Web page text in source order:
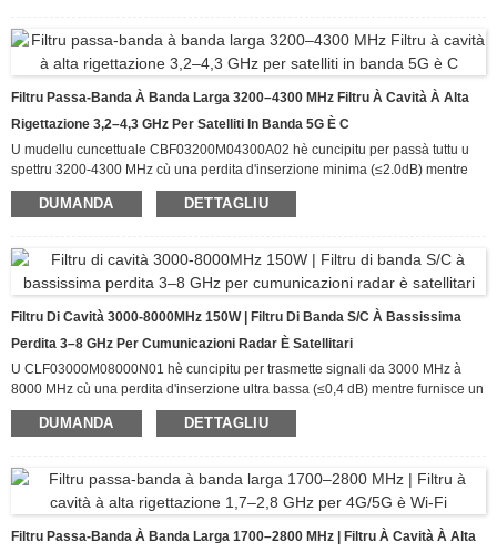
congestionati.
Filtru Passa-Banda À Banda Larga 3200–4300 MHz Filtru À Cavità À Alta
Rigettazione 3,2–4,3 GHz Per Satelliti In Banda 5G È C
U mudellu cuncettuale CBF03200M04300A02 hè cuncipitu per passà tuttu u
spettru 3200-4300 MHz cù una perdita d'inserzione minima (≤2.0dB) mentre
furnisce un rigettu eccezziunale di i signali indesiderati fora di a banda
passante. Cù un rigettu ≥50dB da DC à 2800 MHz è da 4700 MHz à 20 GHz,
congestionati.
DUMANDA DETTAGLIU
Filtru Di Cavità 3000-8000MHz 150W | Filtru Di Banda S/C À Bassissima
Perdita 3–8 GHz Per Cumunicazioni Radar È Satellitari
U CLF03000M08000N01 hè cuncipitu per trasmette signali da 3000 MHz à
8000 MHz cù una perdita d'inserzione ultra bassa (≤0,4 dB) mentre furnisce un
eccellente rigettu di l'interferenze d'alta frequenza in a gamma 12-17 GHz. Cù
un rigettu ≥40 dB da 12 GHz à 17 GHz, elimina efficacemente l'armoniche
banda S / banda C, i ricetrasmettitori di cumunicazione satellitare,
l'infrastruttura 5G NR è l'apparecchiature di prova è misurazione chì richiedenu
una trasmissione di signali pulita in u spettru 3-8 GHz.
DUMANDA DETTAGLIU
Filtru Passa-Banda À Banda Larga 1700–2800 MHz | Filtru À Cavità À Alta